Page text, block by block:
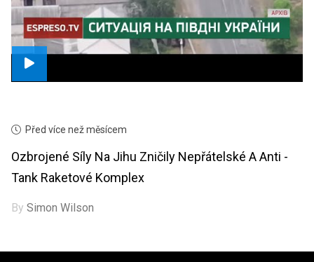
Před více než měsícem
Ozbrojené Síly Na Jihu Zničily Nepřátelské A Anti -
Tank Raketové Komplex
BySimon Wilson